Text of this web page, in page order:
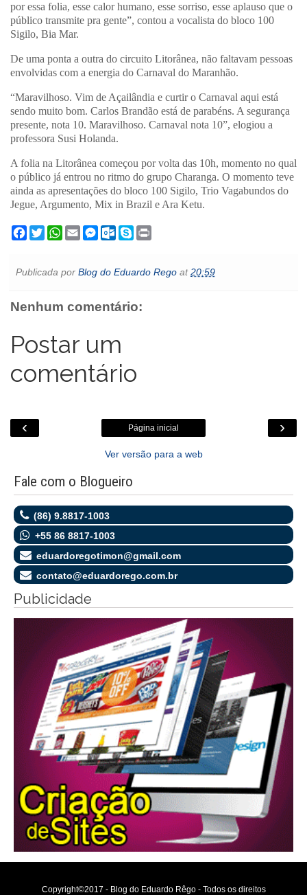
por essa folia, esse calor humano, esse sorriso, esse aplauso que o
público transmite pra gente”, contou a vocalista do bloco 100
Sigilo, Bia Mar.
De uma ponta a outra do circuito Litorânea, não faltavam pessoas
envolvidas com a energia do Carnaval do Maranhão.
“Maravilhoso. Vim de Açailândia e curtir o Carnaval aqui está
sendo muito bom. Carlos Brandão está de parabéns. A segurança
presente, nota 10. Maravilhoso. Carnaval nota 10”, elogiou a
professora Susi Holanda.
A folia na Litorânea começou por volta das 10h, momento no qual
o público já entrou no ritmo do grupo Charanga. O momento teve
ainda as apresentações do bloco 100 Sigilo, Trio Vagabundos do
Jegue, Argumento, Mix in Brazil e Ara Ketu.
F
a
b
k
T
w
t
W
h
s
p
E
m
l
M
e
e
e
O
u
o
.
m
S
k
e
t
Publicada por Blog do Eduardo Rego at20:59
Nenhum comentário:
Postar um
comentário
‹ ›
Página inicial
Ver versão para a web
Fale com o Blogueiro
(86) 9.8817-1003
+55 86 8817-1003
eduardoregotimon@gmail.com
contato@eduardorego.com.br
Publicidade
Copyright©2017 - Blog do Eduardo Rêgo - Todos os direitos